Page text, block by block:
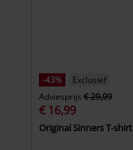
-43%
Exclusief
Adviesprijs € 29,99
€ 16,99
Original Sinners T-shirt